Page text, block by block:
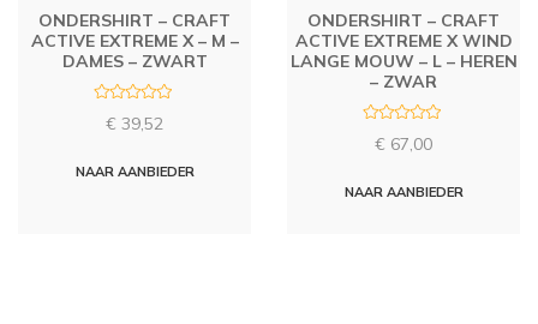
ONDERSHIRT – CRAFT
ACTIVE EXTREME X – M –
DAMES – ZWART
d
€ 39,52
NAAR AANBIEDER
ONDERSHIRT – CRAFT
ACTIVE EXTREME X WIND
LANGE MOUW – L – HEREN
– ZWAR
d
€ 67,00
NAAR AANBIEDER